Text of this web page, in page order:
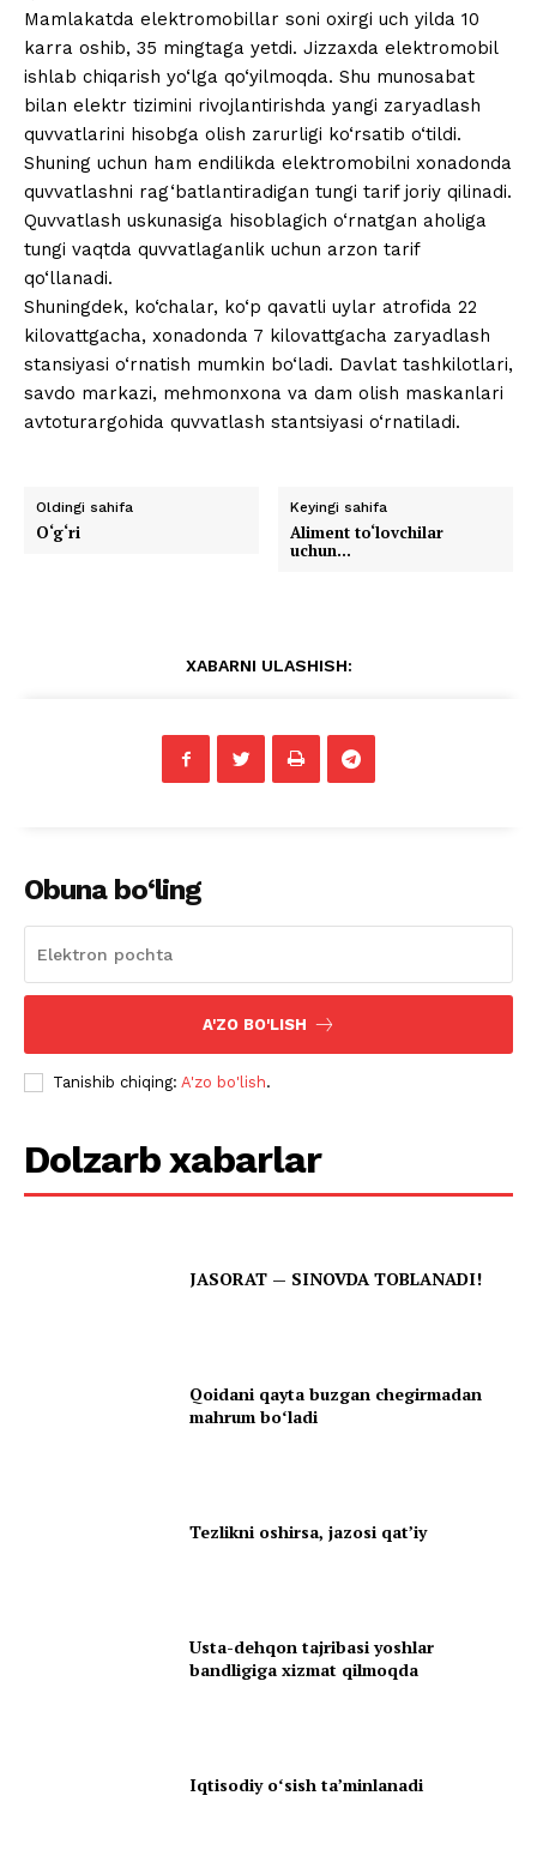
Mamlakatda elektromobillar soni oxirgi uch yilda 10
karra oshib, 35 mingtaga yetdi. Jizzaxda elektromobil
ishlab chiqarish yo‘lga qo‘yilmoqda. Shu munosabat
bilan elektr tizimini rivojlantirishda yangi zaryadlash
quvvatlarini hisobga olish zarurligi ko‘rsatib o‘tildi.
Shuning uchun ham endilikda elektromobilni xonadonda
quvvatlashni rag‘batlantiradigan tungi tarif joriy qilinadi.
Quvvatlash uskunasiga hisoblagich o‘rnatgan aholiga
tungi vaqtda quvvatlaganlik uchun arzon tarif
qo‘llanadi.
Shuningdek, ko‘chalar, ko‘p qavatli uylar atrofida 22
kilovattgacha, xonadonda 7 kilovattgacha zaryadlash
stansiyasi o‘rnatish mumkin bo‘ladi. Davlat tashkilotlari,
savdo markazi, mehmonxona va dam olish maskanlari
avtoturargohida quvvatlash stantsiyasi o‘rnatiladi.
Oldingi sahifa
O‘g‘ri
Keyingi sahifa
Aliment to‘lovchilar
uchun…
XABARNI ULASHISH:
Obuna bo‘ling
A'ZO BO'LISH
Tanishib chiqing: A'zo bo'lish.
Dolzarb xabarlar
JASORAT — SINOVDA TOBLANADI!
Qoidani qayta buzgan chegirmadan
mahrum boʻladi
Tezlikni oshirsa, jazosi qatʼiy
Usta-dehqon tajribasi yoshlar
bandligiga xizmat qilmoqda
Iqtisodiy oʻsish taʼminlanadi